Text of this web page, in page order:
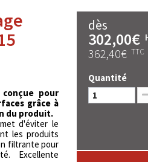
pour
grâce à
du produit.
d'éviter le
les produits
filtrante pour
Excellente
dès
302,00€
362,40€ TTC
Quantité